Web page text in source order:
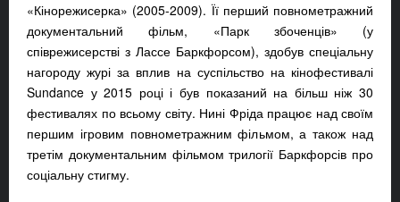
«Кінорежисерка» (2005-2009). Її перший повнометражний
документальний фільм, «Парк збоченців» (у
співрежисерстві з Лассе Баркфорсом), здобув спеціальну
нагороду журі за вплив на суспільство на кінофестивалі
Sundance у 2015 році і був показаний на більш ніж 30
фестивалях по всьому світу. Нині Фріда працює над своїм
першим ігровим повнометражним фільмом, а також над
третім документальним фільмом трилогії Баркфорсів про
соціальну стигму.